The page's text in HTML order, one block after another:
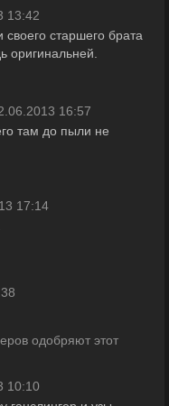
13:42
старшего брата
оригинальней.
16:57
там до пыли не
17:14
одобряют этот
10:10